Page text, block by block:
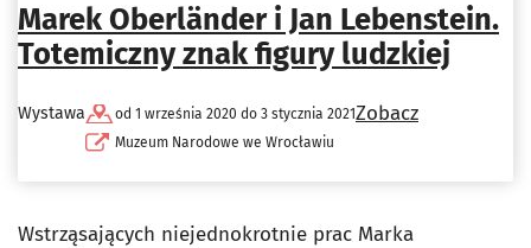
Marek Oberländer i Jan Lebenstein.
Totemiczny znak figury ludzkiej
Wystawa
od 1 września 2020 do 3 stycznia 2021
Muzeum Narodowe we Wrocławiu
Zobacz
Wstrząsających niejednokrotnie prac Marka